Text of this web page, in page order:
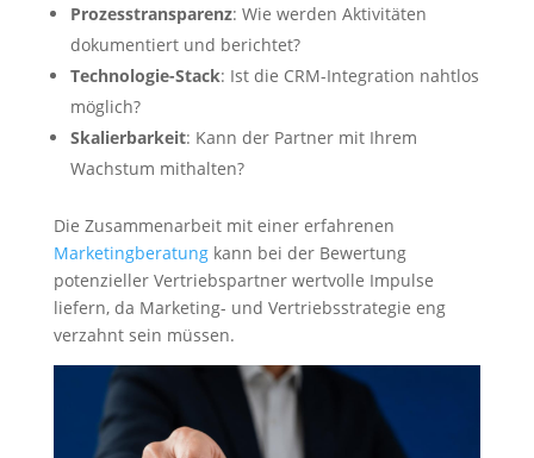
Prozesstransparenz: Wie werden Aktivitäten
dokumentiert und berichtet?
Technologie-Stack: Ist die CRM-Integration nahtlos
möglich?
Skalierbarkeit: Kann der Partner mit Ihrem
Wachstum mithalten?
Die Zusammenarbeit mit einer erfahrenen
Marketingberatungkann bei der Bewertung
potenzieller Vertriebspartner wertvolle Impulse
liefern, da Marketing- und Vertriebsstrategie eng
verzahnt sein müssen.